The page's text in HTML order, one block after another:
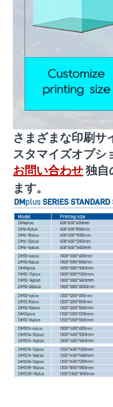
さまざまな印刷サ
スタマイズオプシ
お問い合わせ 独自
ます。